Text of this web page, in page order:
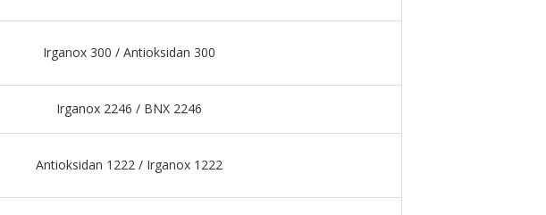
Irganox 300 / Antioksidan 300
Irganox 2246 / BNX 2246
Antioksidan 1222 / Irganox 1222